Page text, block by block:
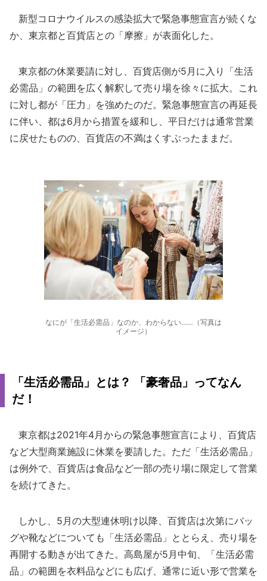
新型コロナウイルスの感染拡大で緊急事態宣言が続くな
か、東京都と百貨店との「摩擦」が表面化した。
東京都の休業要請に対し、百貨店側が5月に入り「生活
必需品」の範囲を広く解釈して売り場を徐々に拡大。これ
に対し都が「圧力」を強めたのだ。緊急事態宣言の再延長
に伴い、都は6月から措置を緩和し、平日だけは通常営業
に戻せたものの、百貨店の不満はくすぶったままだ。
なにが「生活必需品」なのか、わからない……（写真は
イメージ）
「生活必需品」とは？ 「豪奢品」ってなん
だ！
東京都は2021年4月からの緊急事態宣言により、百貨店
など大型商業施設に休業を要請した。ただ「生活必需品」
は例外で、百貨店は食品など一部の売り場に限定して営業
を続けてきた。
しかし、5月の大型連休明け以降、百貨店は次第にバッ
グや靴などについても「生活必需品」ととらえ、売り場を
再開する動きが出てきた。高島屋が5月中旬、「生活必需
品」の範囲を衣料品などにも広げ、通常に近い形で営業を